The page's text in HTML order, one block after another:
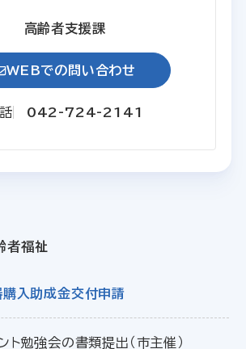
高齢者支援課
WEBでの問い合わせ
042-724-2141
者福祉
入助成金交付申請
ト勉強会の書類提出（市主催）